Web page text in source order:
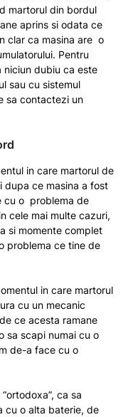
martorul din bordul
aprins si odata ce
clar ca masina are o
Pentru
niciun dubiu ca este
sau cu sistemul
sa contactezi un
in care martorul de
dupa ce masina a fost
cu o problema de
cele mai multe cazuri,
si momente complet
problema ce tine de
in care martorul
cu un mecanic
ce acesta ramane
sa scapi numai cu o
de-a face cu o
ca sa
cu o alta baterie, de